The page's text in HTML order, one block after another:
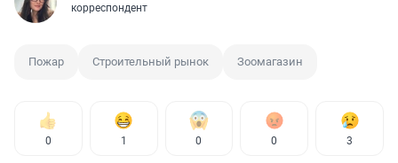
корреспондент
Пожар Строительный рынок Зоомагазин
0 1 0 0 3